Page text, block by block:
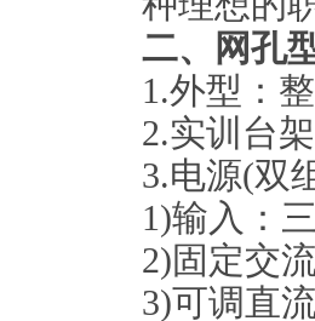
二、
网孔
1.外型：
2.实训台
3.电源(双
1)输入：
2)固定交
3)可调直